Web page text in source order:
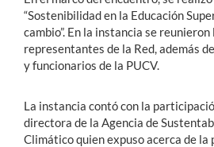
“Sostenibilidad en la Educación
cambio”. En la instancia se reunieron
representantes de la Red, además
y funcionarios de la PUCV.
La instancia contó con la
directora de la Agencia de
Climático quien expuso acerca de la